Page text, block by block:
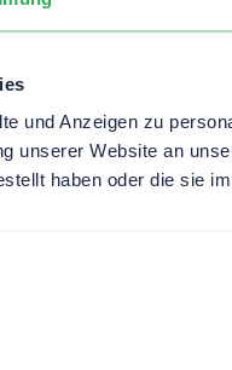
und Anzeigen zu
unserer Website an
haben oder die sie